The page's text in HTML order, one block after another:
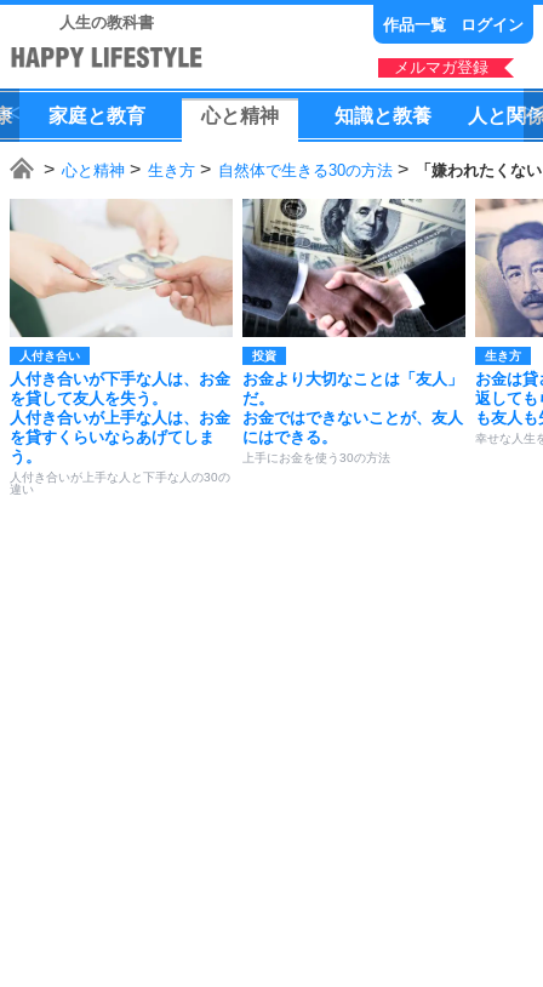
人生の教科書 作品一覧 ログイン
メルマガ登録
家庭と教育 心と精神 知識と教養 人 と 関
心と精神 生き方 自然体で生きる30の方法 「嫌われたくな
人付き合い
人付き合いが下手な人は、お金
を貸して友人を失う。
人付き合いが上手な人は、お金
を貸すくらいならあげてしま
う。
人付き合いが上手な人と下手な人の30の
違い
投資
お金より大切なことは「友人」
だ。
お金ではできないことが、友人
にはできる。
上手にお金を使う30の方法
生き方
お金は貸
返しても
も友人
幸せな人生